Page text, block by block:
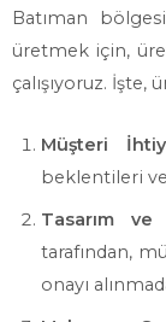
Batıman
üretmek için,
çalışıyoruz. İşte,
Müşteri
beklentileri
Tasarım ve
tarafından,
onayı